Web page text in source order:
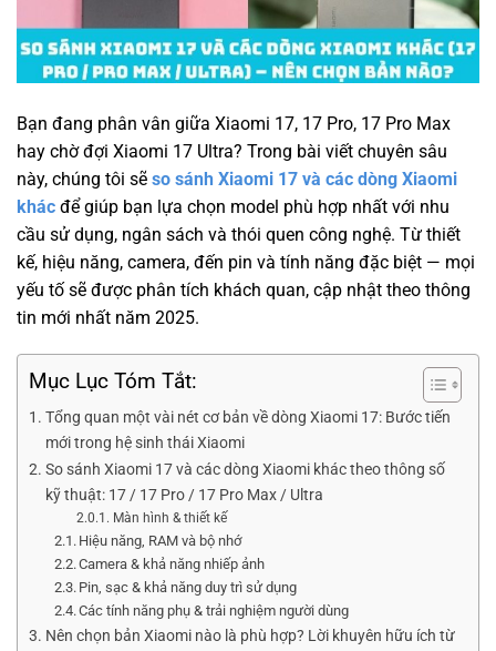
Bạn đang phân vân giữa Xiaomi 17, 17 Pro, 17 Pro Max
hay chờ đợi Xiaomi 17 Ultra? Trong bài viết chuyên sâu
này, chúng tôi sẽ so sánh Xiaomi 17 và các dòng Xiaomi
khác để giúp bạn lựa chọn model phù hợp nhất với nhu
cầu sử dụng, ngân sách và thói quen công nghệ. Từ thiết
kế, hiệu năng, camera, đến pin và tính năng đặc biệt — mọi
yếu tố sẽ được phân tích khách quan, cập nhật theo thông
tin mới nhất năm 2025.
Mục Lục Tóm Tắt:
Tổng quan một vài nét cơ bản về dòng Xiaomi 17: Bước tiến
mới trong hệ sinh thái Xiaomi
So sánh Xiaomi 17 và các dòng Xiaomi khác theo thông số
kỹ thuật: 17 / 17 Pro / 17 Pro Max / Ultra
Màn hình & thiết kế
Hiệu năng, RAM và bộ nhớ
Camera & khả năng nhiếp ảnh
Pin, sạc & khả năng duy trì sử dụng
Các tính năng phụ & trải nghiệm người dùng
Nên chọn bản Xiaomi nào là phù hợp? Lời khuyên hữu ích từ